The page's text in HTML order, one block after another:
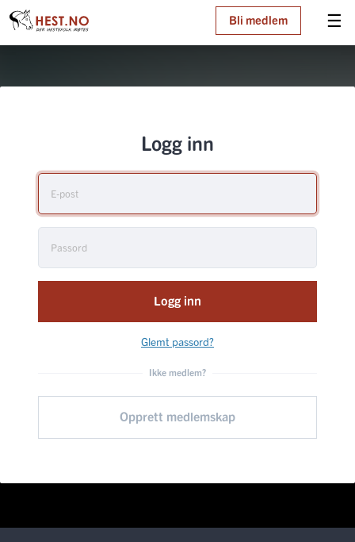
☰
Bli medlem
Logg inn
Logg inn
Glemt passord?
Ikke medlem?
Opprett medlemskap